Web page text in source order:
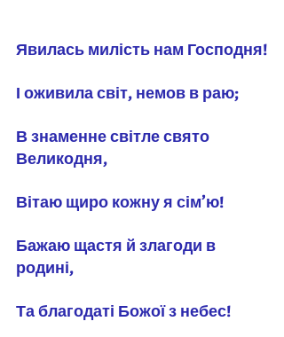
Явилась милість нам Господня!
І оживила світ, немов в раю;
В знаменне світле свято
Великодня,
Вітаю щиро кожну я сім’ю!
Бажаю щастя й злагоди в
родині,
Та благодаті Божої з небес!